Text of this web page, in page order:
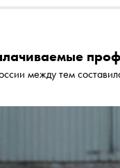
между тем